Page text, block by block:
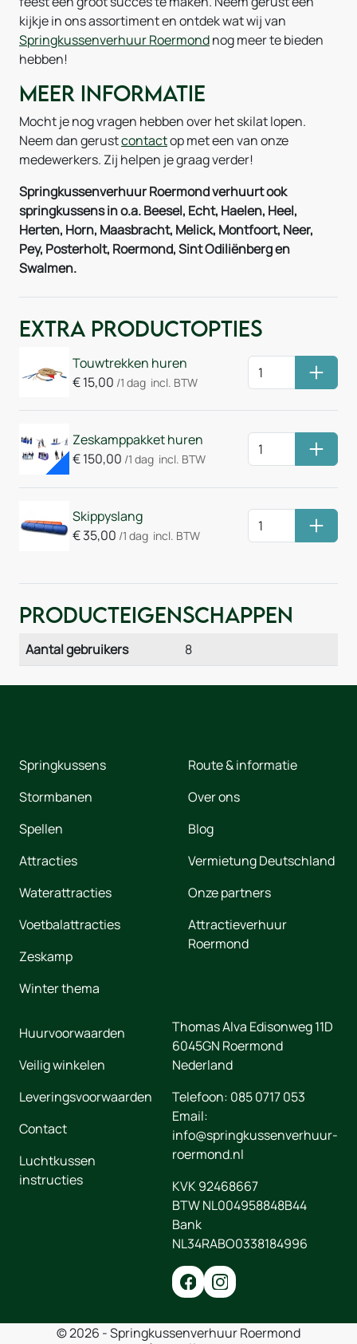
kijkje in ons assortiment en ontdek wat wij van
Springkussenverhuur Roermondnog meer te bieden
hebben!
Meer informatie
Mocht je nog vragen hebben over het skilat lopen.
Neem dan gerustcontactop met een van onze
medewerkers. Zij helpen je graag verder!
Springkussenverhuur Roermond verhuurt ook
springkussens in o.a. Beesel, Echt, Haelen, Heel,
Herten, Horn, Maasbracht, Melick, Montfoort, Neer,
Pey, Posterholt, Roermond, Sint Odiliënberg en
Swalmen.
Extra Productopties
Touwtrekken huren
€15,00 /1 dag incl. BTW
ACTIE
Zeskamppakket huren
€150,00 /1 dag incl. BTW
Skippyslang
€35,00 /1 dag incl. BTW
Producteigenschappen
Aantal gebruikers 8
Springkussens
Stormbanen
Spellen
Attracties
Waterattracties
Voetbalattracties
Zeskamp
Winter thema
Route & informatie
Over ons
Blog
Vermietung Deutschland
Onze partners
Attractieverhuur
Roermond
Huurvoorwaarden
Veilig winkelen
Leveringsvoorwaarden
Contact
Luchtkussen
instructies
Thomas Alva Edisonweg 11D
6045GN Roermond
Nederland
Telefoon: 085 0717 053
Email:
info@springkussenverhuur-
roermond.nl
KVK 92468667
BTW NL004958848B44
Bank
NL34RABO0338184996
© 2026 - Springkussenverhuur Roermond